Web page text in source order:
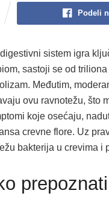
Podeli
sistem igra
sastoji se od
Međutim,
ovu ravnotežu, što
koje osećaju,
crevne flore. Uz
bakterija u crevima i